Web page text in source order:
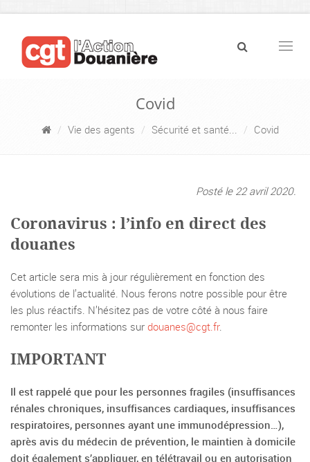
Covid
Vie des agents Sécurité et santé... Covid
Posté le 22 avril 2020.
Coronavirus : l’info en direct des
douanes
Cet article sera mis à jour régulièrement en fonction des
évolutions de l’actualité. Nous ferons notre possible pour être
les plus réactifs. N’hésitez pas de votre côté à nous faire
remonter les informations sur douanes@cgt.fr.
IMPORTANT
Il est rappelé que pour les personnes fragiles (insuffisances
rénales chroniques, insuffisances cardiaques, insuffisances
respiratoires, personnes ayant une immunodépression…),
après avis du médecin de prévention, le maintien à domicile
doit également s’appliquer, en télétravail ou en autorisation